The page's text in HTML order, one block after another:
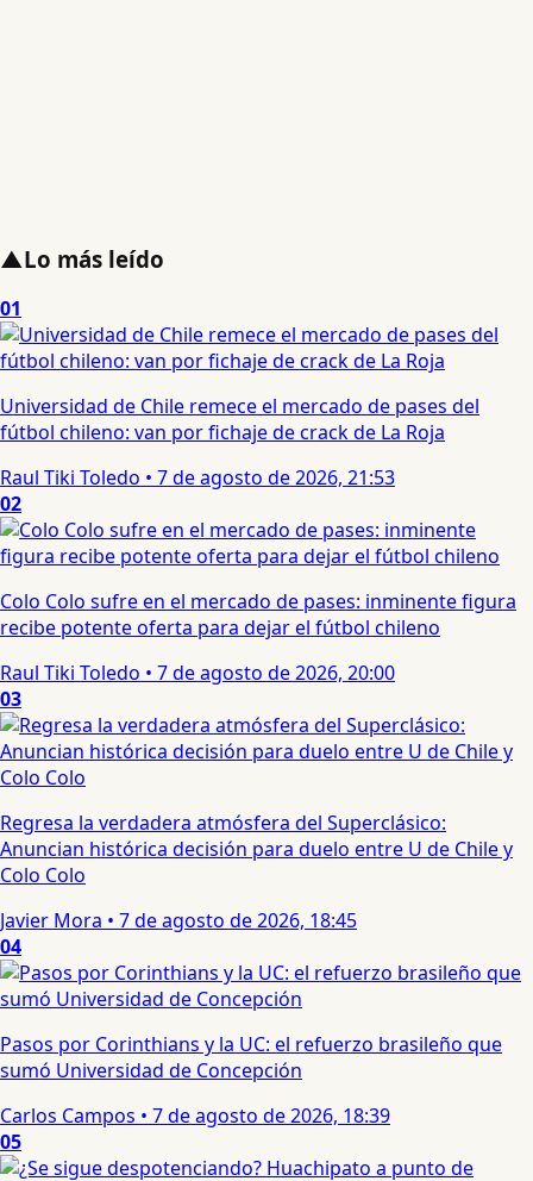
▲Lo más leído
01
Universidad de Chile remece el mercado de pases del
fútbol chileno: van por fichaje de crack de La Roja
Raul Tiki Toledo • 7 de agosto de 2026, 21:53
02
Colo Colo sufre en el mercado de pases: inminente figura
recibe potente oferta para dejar el fútbol chileno
Raul Tiki Toledo • 7 de agosto de 2026, 20:00
03
Regresa la verdadera atmósfera del Superclásico:
Anuncian histórica decisión para duelo entre U de Chile y
Colo Colo
Javier Mora • 7 de agosto de 2026, 18:45
04
Pasos por Corinthians y la UC: el refuerzo brasileño que
sumó Universidad de Concepción
Carlos Campos • 7 de agosto de 2026, 18:39
05